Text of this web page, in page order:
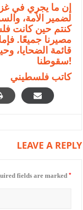
إن ما يجري في
لضمير الأمة،
كنتم حين كانت
مصيرنا جميعًا.
قائمة الضحايا،
سقوطنا!
كاتب فلسطيني
LEAVE A REPLY
fields are marked *